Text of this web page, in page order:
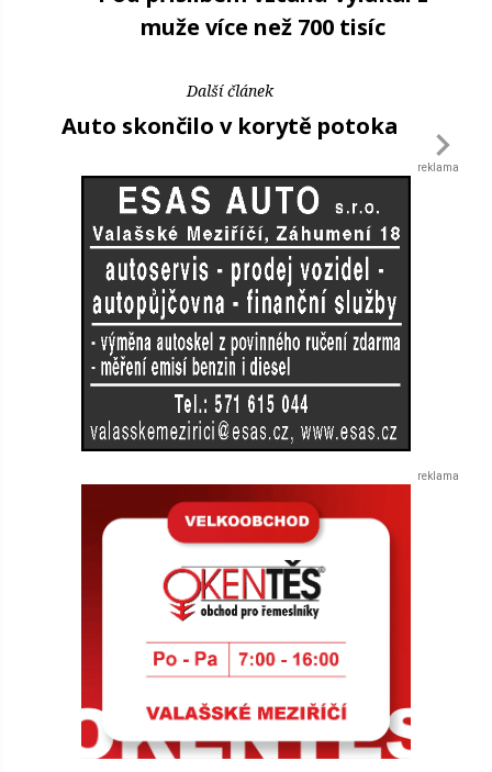
muže více než 700 tisíc
Další článek
Auto skončilo v korytě potoka